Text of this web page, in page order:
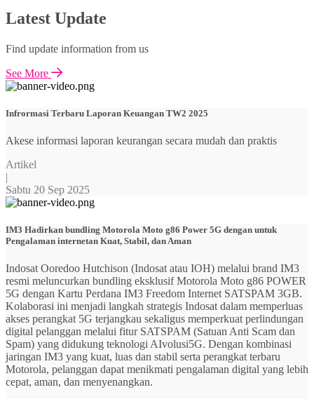
Latest Update
Find update information from us
See More
Infrormasi Terbaru Laporan Keuangan TW2 2025
Akese informasi laporan keurangan secara mudah dan praktis
Artikel
|
Sabtu 20 Sep 2025
IM3 Hadirkan bundling Motorola Moto g86 Power 5G dengan untuk
Pengalaman internetan Kuat, Stabil, dan Aman
Indosat Ooredoo Hutchison (Indosat atau IOH) melalui brand IM3
resmi meluncurkan bundling eksklusif Motorola Moto g86 POWER
5G dengan Kartu Perdana IM3 Freedom Internet SATSPAM 3GB.
Kolaborasi ini menjadi langkah strategis Indosat dalam memperluas
akses perangkat 5G terjangkau sekaligus memperkuat perlindungan
digital pelanggan melalui fitur SATSPAM (Satuan Anti Scam dan
Spam) yang didukung teknologi AIvolusi5G. Dengan kombinasi
jaringan IM3 yang kuat, luas dan stabil serta perangkat terbaru
Motorola, pelanggan dapat menikmati pengalaman digital yang lebih
cepat, aman, dan menyenangkan.